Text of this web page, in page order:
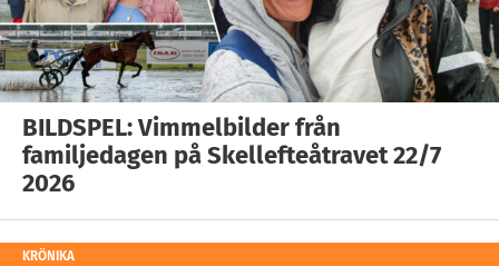
BILDSPEL: Vimmelbilder från
familjedagen på Skellefteåtravet 22/7
2026
KRÖNIKA